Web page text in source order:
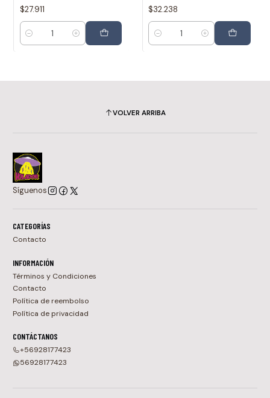
$27.911
Cantidad
$32.238
Cantidad
VOLVER ARRIBA
Síguenos
CATEGORÍAS
Contacto
INFORMACIÓN
Términos y Condiciones
Contacto
Política de reembolso
Política de privacidad
CONTÁCTANOS
+56928177423
56928177423